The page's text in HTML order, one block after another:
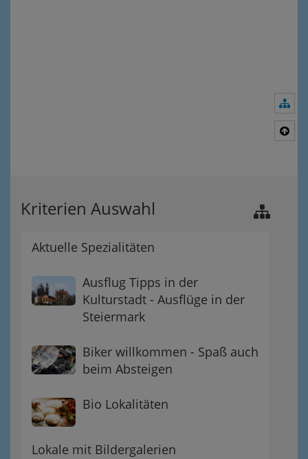
Kriterien Auswahl
Aktuelle Spezialitäten
Ausflug Tipps in der
Kulturstadt - Ausflüge in der
Steiermark
Biker willkommen - Spaß auch
beim Absteigen
Bio Lokalitäten
Lokale mit Bildergalerien